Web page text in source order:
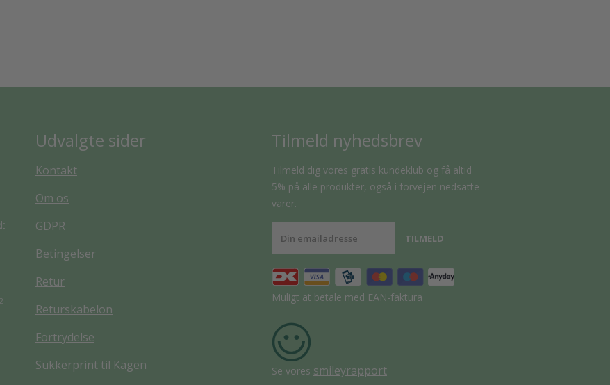
Udvalgte sider
Kontakt
Om os
GDPR
Betingelser
Retur
Returskabelon
Fortrydelse
Sukkerprint til Kagen
Tilmeld nyhedsbrev
Tilmeld dig vores gratis kundeklub og få altid
5% på alle produkter, også i forvejen nedsatte
varer.
Muligt at betale med EAN-faktura
Se vores smileyrapport